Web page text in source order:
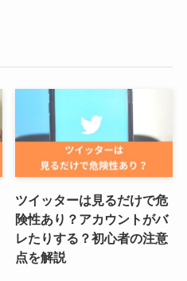
ツイッターは見るだけで危
険性あり？アカウントがバ
レたりする？初心者の注意
点を解説